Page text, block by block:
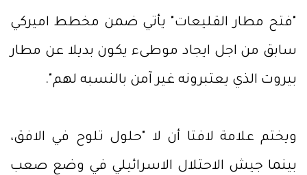
"فتح مطار القليعات" يأتي ضمن مخطط اميركي
سابق من اجل ايجاد موطىء يكون بديلا عن مطار
بيروت الذي يعتبرونه غير آمن بالنسبه لهم".
ويختم علامة لافتا أن لا "حلول تلوح في الافق،
بينما جيش الاحتلال الاسرائيلي في وضع صعب